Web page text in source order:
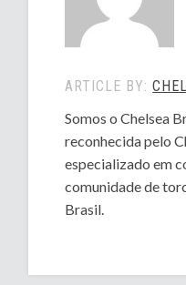
ARTICLE BY:
Somos o Chelsea
reconhecida pelo
especializado em
comunidade de
Brasil.